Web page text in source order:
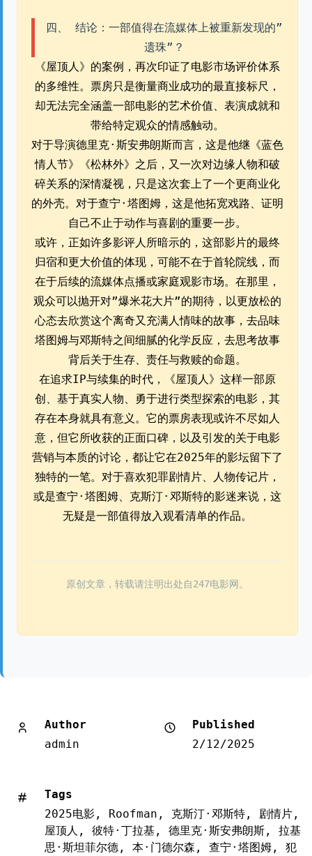
四、 结论：一部值得在流媒体上被重新发现的”
遗珠”？
《屋顶人》的案例，再次印证了电影市场评价体系
的多维性。票房只是衡量商业成功的最直接标尺，
却无法完全涵盖一部电影的艺术价值、表演成就和
带给特定观众的情感触动。
对于导演德里克·斯安弗朗斯而言，这是他继《蓝色
情人节》《松林外》之后，又一次对边缘人物和破
碎关系的深情凝视，只是这次套上了一个更商业化
的外壳。对于查宁·塔图姆，这是他拓宽戏路、证明
自己不止于动作与喜剧的重要一步。
或许，正如许多影评人所暗示的，这部影片的最终
归宿和更大价值的体现，可能不在于首轮院线，而
在于后续的流媒体点播或家庭观影市场。在那里，
观众可以抛开对”爆米花大片”的期待，以更放松的
心态去欣赏这个离奇又充满人情味的故事，去品味
塔图姆与邓斯特之间细腻的化学反应，去思考故事
背后关于生存、责任与救赎的命题。
在追求IP与续集的时代，《屋顶人》这样一部原
创、基于真实人物、勇于进行类型探索的电影，其
存在本身就具有意义。它的票房表现或许不尽如人
意，但它所收获的正面口碑，以及引发的关于电影
营销与本质的讨论，都让它在2025年的影坛留下了
独特的一笔。对于喜欢犯罪剧情片、人物传记片，
或是查宁·塔图姆、克斯汀·邓斯特的影迷来说，这
无疑是一部值得放入观看清单的作品。
原创文章，转载请注明出处自247电影网。
Author
admin
Published
2/12/2025
Tags
2025电影 , Roofman , 克斯汀·邓斯特 , 剧情片 ,
屋顶人 , 彼特·丁拉基 , 德里克·斯安弗朗斯 , 拉基
思·斯坦菲尔德 , 本·门德尔森 , 查宁·塔图姆 , 犯